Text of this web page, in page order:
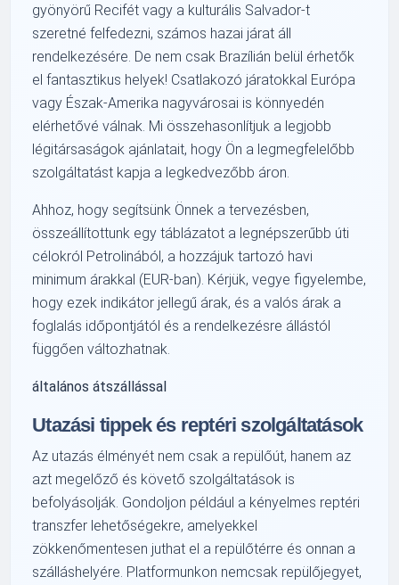
gyönyörű Recifét vagy a kulturális Salvador-t
szeretné felfedezni, számos hazai járat áll
rendelkezésére. De nem csak Brazílián belül érhetők
el fantasztikus helyek! Csatlakozó járatokkal Európa
vagy Észak-Amerika nagyvárosai is könnyedén
elérhetővé válnak. Mi összehasonlítjuk a legjobb
légitársaságok ajánlatait, hogy Ön a legmegfelelőbb
szolgáltatást kapja a legkedvezőbb áron.
Ahhoz, hogy segítsünk Önnek a tervezésben,
összeállítottunk egy táblázatot a legnépszerűbb úti
célokról Petrolinából, a hozzájuk tartozó havi
minimum árakkal (EUR-ban). Kérjük, vegye figyelembe,
hogy ezek indikátor jellegű árak, és a valós árak a
foglalás időpontjától és a rendelkezésre állástól
függően változhatnak.
általános átszállással
Utazási tippek és reptéri szolgáltatások
Az utazás élményét nem csak a repülőút, hanem az
azt megelőző és követő szolgáltatások is
befolyásolják. Gondoljon például a kényelmes reptéri
transzfer lehetőségekre, amelyekkel
zökkenőmentesen juthat el a repülőtérre és onnan a
szálláshelyére. Platformunkon nemcsak repülőjegyet,